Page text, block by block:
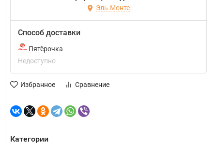
Эль-Монте
Способ доставки
Пятёрочка
Недоступно
Избранное Сравнение
Категории